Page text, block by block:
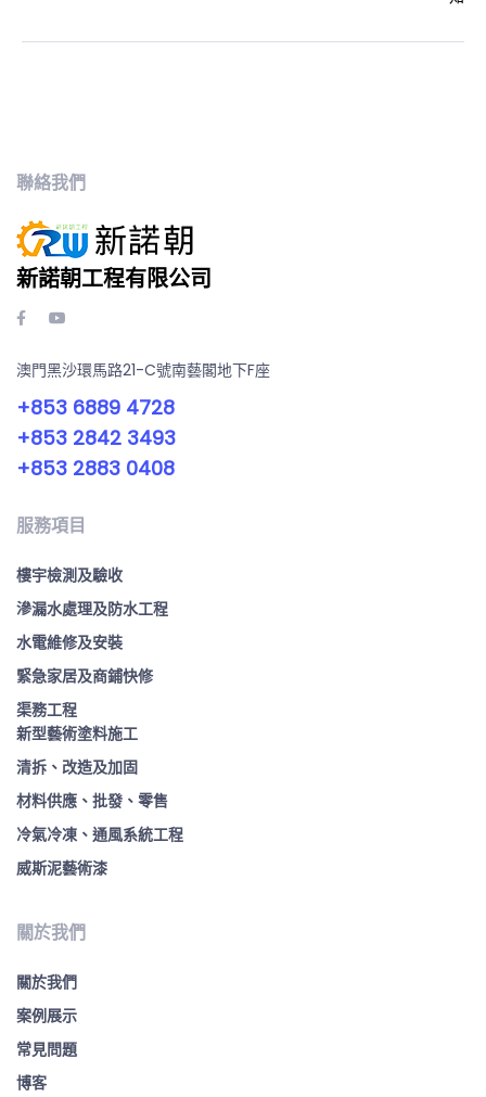
聯絡我們
新諾朝工程有限公司
澳門黑沙環馬路21-C號南藝閣地下F座
+853 6889 4728
+853 2842 3493
+853 2883 0408
服務項目
樓宇檢測及驗收
滲漏水處理及防水工程
水電維修及安裝
緊急家居及商鋪快修
渠務工程
新型藝術塗料施工
清拆、改造及加固
材料供應、批發、零售
冷氣冷凍、通風系統工程
威斯泥藝術漆
關於我們
關於我們
案例展示
常見問題
博客